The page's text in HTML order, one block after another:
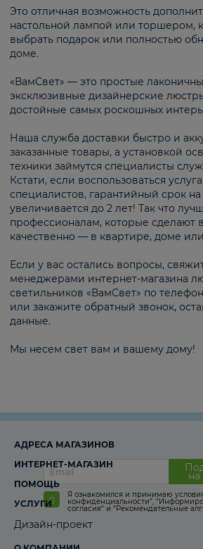
Это отличная возможность
настольной лампой или торшером,
выбрать подарок или полностью
доме.
«ВамСвет» — это простые
эксклюзивные дизайнерские
достойные самых роскошных
Наша служба доставки быстро и
заказанные товары, а установкой
техники займутся специалисты
Кстати, если воспользоваться
специалистов, гарантийный срок
увеличивается до 2 лет! Так что
профессионалам, которые сделают
качественно — в квартире, доме
Если у вас остались вопросы,
менеджерами интернет-магазина
светильников «ВамСвет» по
или закажите обратный звонок,
данные.
Мы несем свет вам и вашему дому!
Я ознакомился и принимаю
конфиденциальности”,
согласия“ и “Рекомендательные
АДРЕСА МАГАЗИНОВ
ИНТЕРНЕТ-МАГАЗИН
ПОМОЩЬ
УСЛУГИ
Дизайн-проект